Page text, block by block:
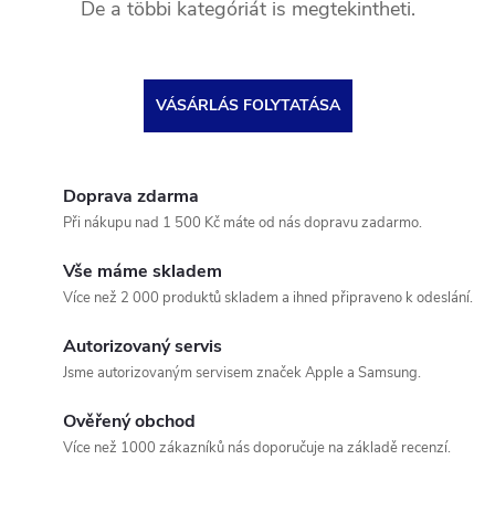
De a többi kategóriát is megtekintheti.
VÁSÁRLÁS FOLYTATÁSA
Doprava zdarma
Při nákupu nad 1 500 Kč máte od nás dopravu zadarmo.
Vše máme skladem
Více než 2 000 produktů skladem a ihned připraveno k odeslání.
Autorizovaný servis
Jsme autorizovaným servisem značek Apple a Samsung.
Ověřený obchod
Více než 1000 zákazníků nás doporučuje na základě recenzí.